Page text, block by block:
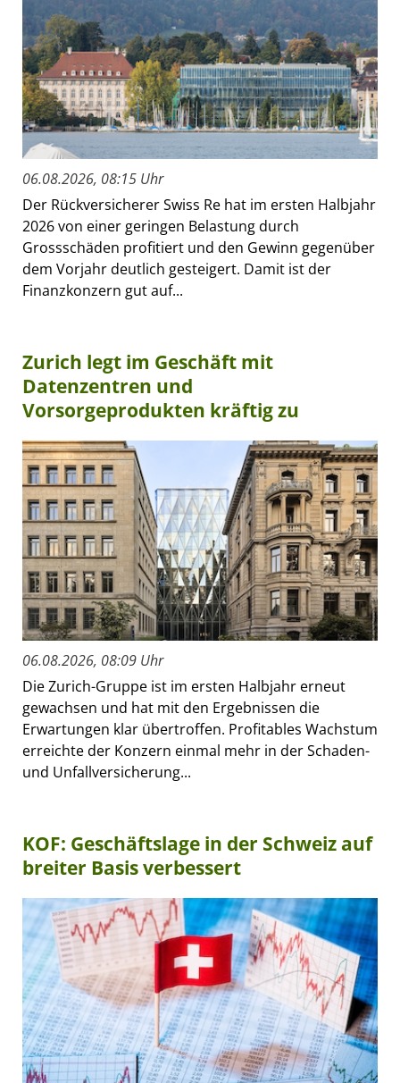
06.08.2026, 08:15 Uhr
Der Rückversicherer Swiss Re hat im ersten Halbjahr
2026 von einer geringen Belastung durch
Grossschäden profitiert und den Gewinn gegenüber
dem Vorjahr deutlich gesteigert. Damit ist der
Finanzkonzern gut auf...
Zurich legt im Geschäft mit
Datenzentren und
Vorsorgeprodukten kräftig zu
06.08.2026, 08:09 Uhr
Die Zurich-Gruppe ist im ersten Halbjahr erneut
gewachsen und hat mit den Ergebnissen die
Erwartungen klar übertroffen. Profitables Wachstum
erreichte der Konzern einmal mehr in der Schaden-
und Unfallversicherung...
KOF: Geschäftslage in der Schweiz auf
breiter Basis verbessert